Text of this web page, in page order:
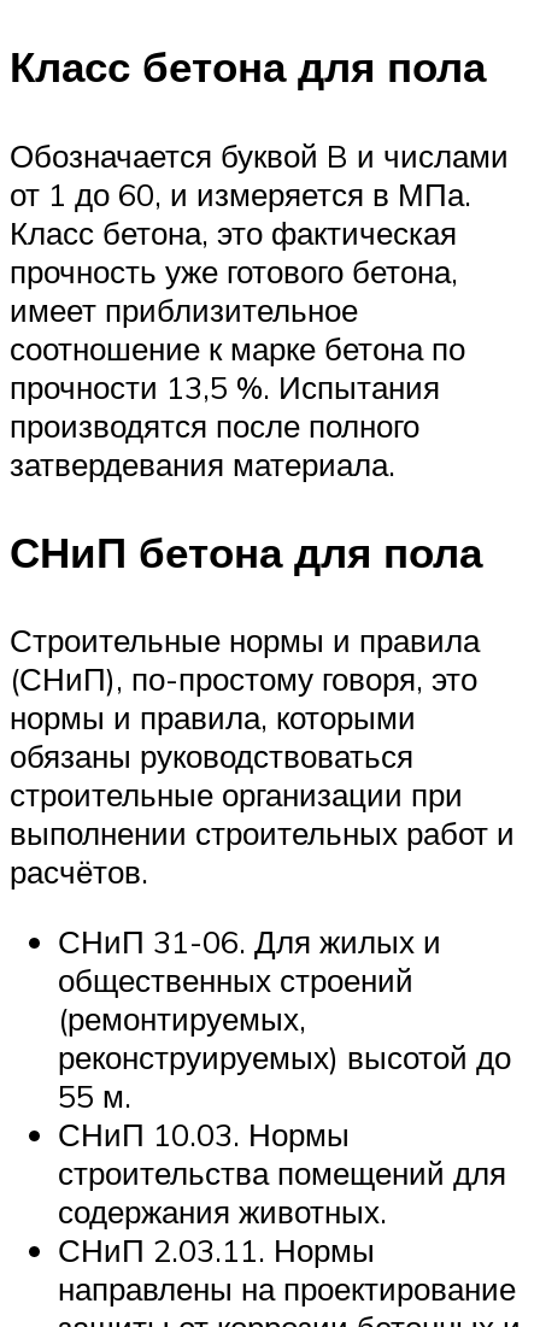
Класс бетона для пола
Обозначается буквой B и числами
от 1 до 60, и измеряется в МПа.
Класс бетона, это фактическая
прочность уже готового бетона,
имеет приблизительное
соотношение к марке бетона по
прочности 13,5 %. Испытания
производятся после полного
затвердевания материала.
СНиП бетона для пола
Строительные нормы и правила
(СНиП), по-простому говоря, это
нормы и правила, которыми
обязаны руководствоваться
строительные организации при
выполнении строительных работ и
расчётов.
СНиП 31-06. Для жилых и
общественных строений
(ремонтируемых,
реконструируемых) высотой до
55 м.
СНиП 10.03. Нормы
строительства помещений для
содержания животных.
СНиП 2.03.11. Нормы
направлены на проектирование